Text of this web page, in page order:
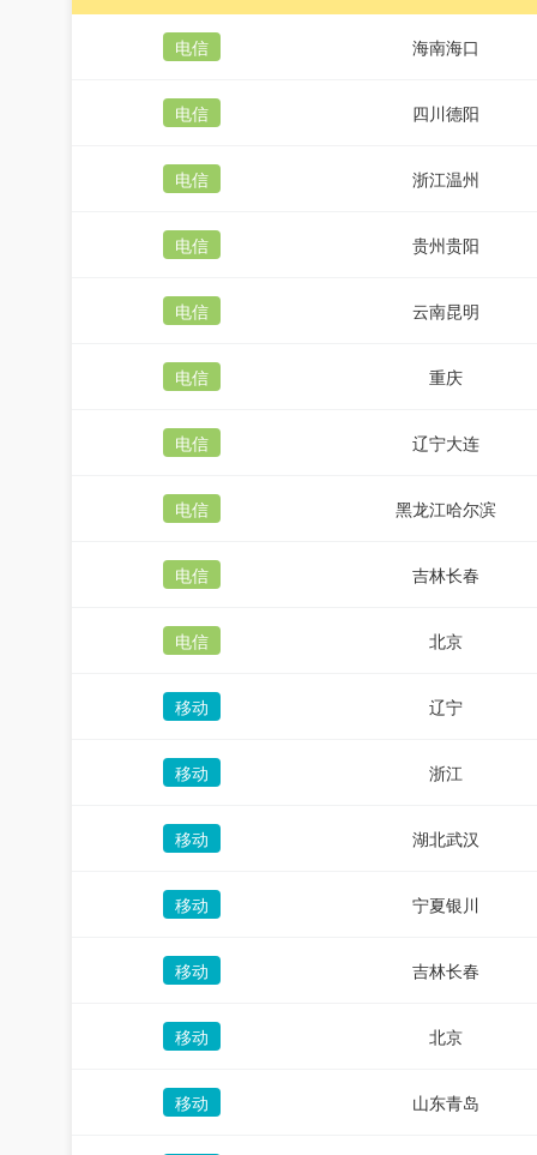
电信 海南海口
电信 四川德阳
电信 浙江温州
电信 贵州贵阳
电信 云南昆明
电信 重庆
电信 辽宁大连
电信 黑龙江哈尔滨
电信 吉林长春
电信 北京
移动 辽宁
移动 浙江
移动 湖北武汉
移动 宁夏银川
移动 吉林长春
移动 北京
移动 山东青岛